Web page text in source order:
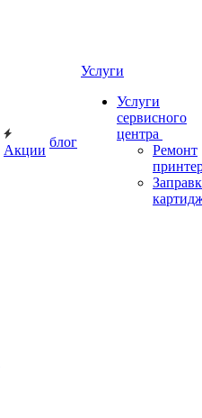
Акции
блог
Услуги
Услуги
сервисного
центра
Ремонт